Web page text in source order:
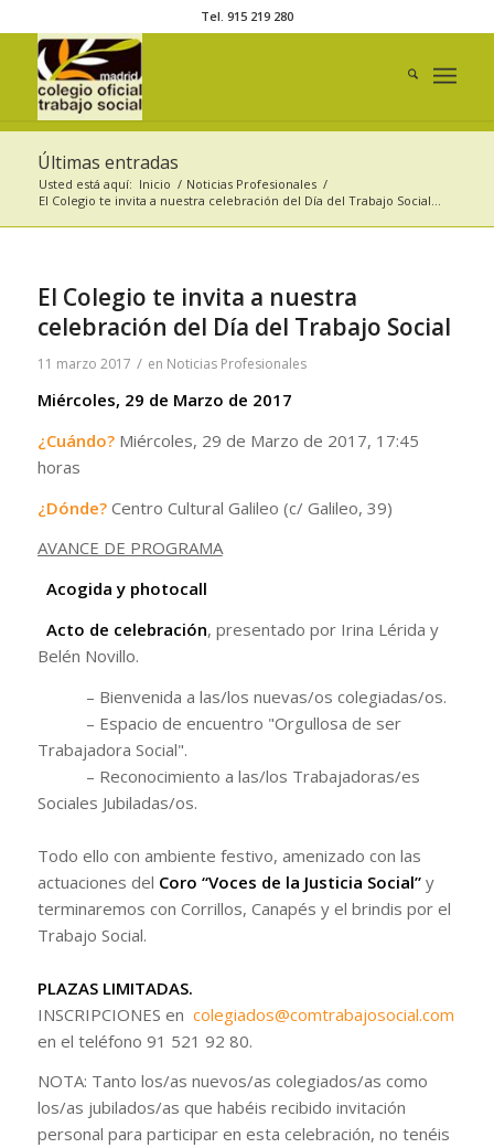
Tel. 915 219 280
Últimas entradas
Usted está aquí: Inicio / Noticias Profesionales /
El Colegio te invita a nuestra celebración del Día del Trabajo Social...
El Colegio te invita a nuestra
celebración del Día del Trabajo Social
11 marzo 2017 / en Noticias Profesionales
Miércoles, 29 de Marzo de 2017
¿Cuándo?Miércoles, 29 de Marzo de 2017, 17:45
horas
¿Dónde?Centro Cultural Galileo (c/ Galileo, 39)
AVANCE DE PROGRAMA
Acogida y photocall
Acto de celebración, presentado por Irina Lérida y
Belén Novillo.
– Bienvenida a las/los nuevas/os colegiadas/os.
– Espacio de encuentro "Orgullosa de ser
Trabajadora Social".
– Reconocimiento a las/los Trabajadoras/es
Sociales Jubiladas/os.
Todo ello con ambiente festivo, amenizado con las
actuaciones del Coro “Voces de la Justicia Social” y
terminaremos con Corrillos, Canapés y el brindis por el
Trabajo Social.
PLAZAS LIMITADAS.
INSCRIPCIONES en colegiados@comtrabajosocial.com
en el teléfono 91 521 92 80.
NOTA: Tanto los/as nuevos/as colegiados/as como
los/as jubilados/as que habéis recibido invitación
personal para participar en esta celebración, no tenéis